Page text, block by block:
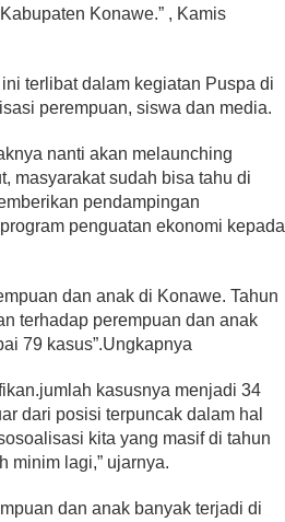
Konawe.” , Kamis
terlibat dalam kegiatan Puspa di
perempuan, siswa dan media.
nanti akan melaunching
masyarakat sudah bisa tahu di
pendampingan
penguatan ekonomi kepada
dan anak di Konawe. Tahun
terhadap perempuan dan anak
79 kasus”.Ungkapnya
kasusnya menjadi 34
dari posisi terpuncak dalam hal
kita yang masif di tahun
minim lagi,” ujarnya.
dan anak banyak terjadi di